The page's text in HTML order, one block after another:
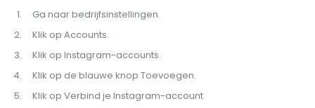
Ga naar bedrijfsinstellingen.
Klik op Accounts.
Klik op Instagram-accounts.
Klik op de blauwe knop Toevoegen.
Klik op Verbind je Instagram-account